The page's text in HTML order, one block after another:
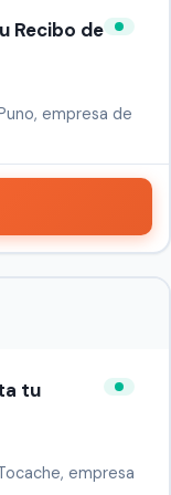
Recibo de
empresa de
tu
empresa